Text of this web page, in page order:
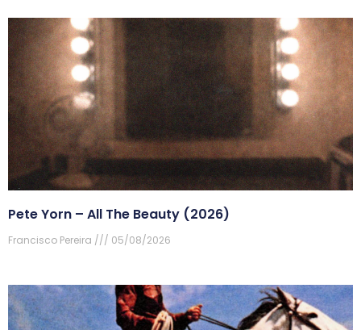
Pete Yorn – All The Beauty (2026)
Francisco Pereira 05/08/2026